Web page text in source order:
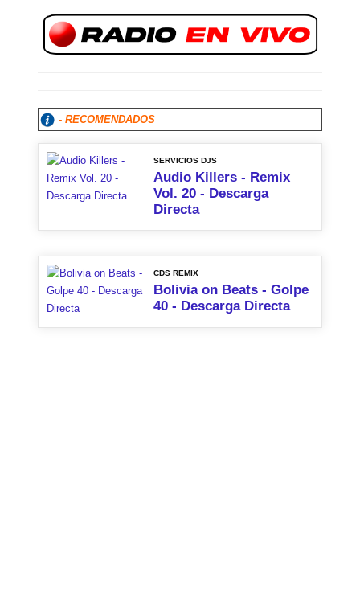
- RECOMENDADOS
SERVICIOS DJS
Audio Killers - Remix
Vol. 20 - Descarga
Directa
CDS REMIX
Bolivia on Beats - Golpe
40 - Descarga Directa